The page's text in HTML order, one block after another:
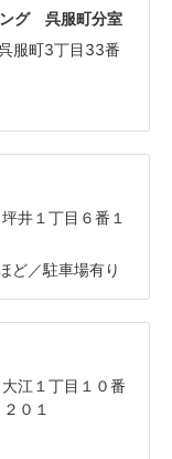
グ 呉服町分室
服町3丁目33番
井１丁目６番１
ど／駐車場有り
江１丁目１０番
０１